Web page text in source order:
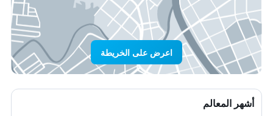
اعرض على الخريطة
أشهر المعالم